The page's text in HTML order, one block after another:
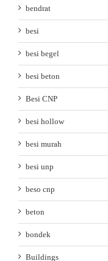
bendrat
besi
besi begel
besi beton
Besi CNP
besi hollow
besi murah
besi unp
beso cnp
beton
bondek
Buildings